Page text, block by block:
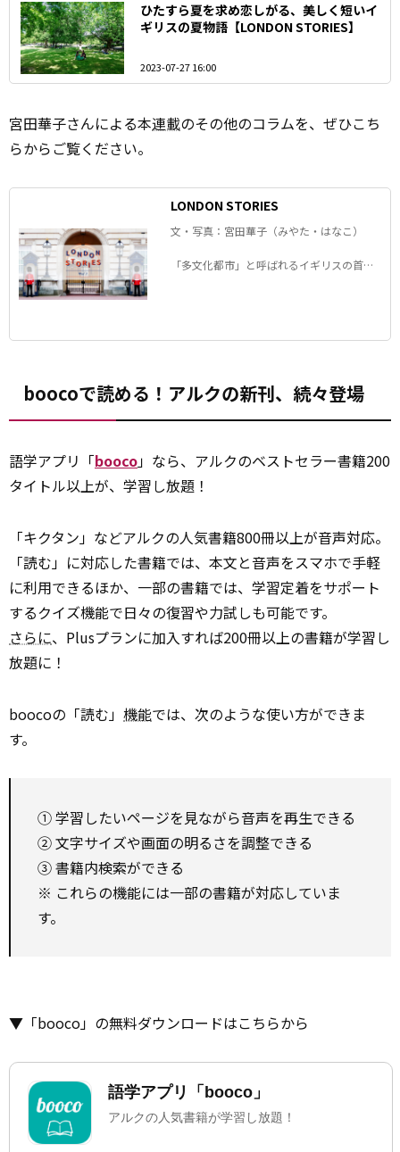
ひたすら夏を求め恋しがる、美しく短いイ
ギリスの夏物語【LONDON STORIES】
2023-07-27 16:00
宮田華子さんによる本連載のその他のコラムを、ぜひこち
らからご覧ください。
LONDON STORIES
文・写真：宮田華子（みやた・はなこ）
「多文化都市」と呼ばれるイギリスの首都
boocoで読める！アルクの新刊、続々登場
語学アプリ「booco」なら、アルクのベストセラー書籍200
タイトル以上が、学習し放題！
「キクタン」などアルクの人気書籍800冊以上が音声対応。
「読む」に対応した書籍では、本文と音声をスマホで手軽
に利用できるほか、一部の書籍では、学習定着をサポート
するクイズ機能で日々の復習や力試しも可能です。
さらに、Plusプランに加入すれば200冊以上の書籍が学習し
放題に！
boocoの「読む」 機能では、次のような使い方ができま
す。
① 学習したいページを見ながら音声を再生できる
② 文字サイズや画面の明るさを調整できる
③ 書籍内検索ができる
※ これらの機能には一部の書籍が対応していま
す。
▼「booco」の無料ダウンロードはこちらから